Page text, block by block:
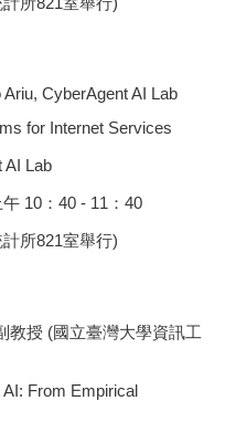
CyberAgent AI Lab
for Internet Services
AI Lab
10：40 - 11：40
821室舉行)
教授 (國立臺灣大學資訊工
From Empirical